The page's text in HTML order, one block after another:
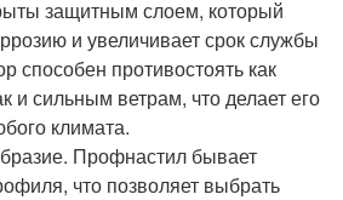
защитным слоем, который
и увеличивает срок службы
способен противостоять как
и сильным ветрам, что делает его
климата.
Профнастил бывает
что позволяет выбрать